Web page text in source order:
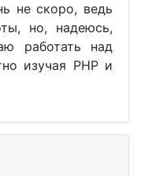
не скоро, ведь
но, надеюсь,
работать над
изучая PHP и